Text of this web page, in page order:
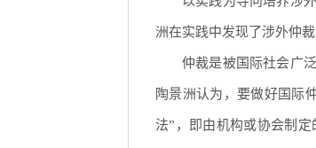
洲在实践中发现了涉外仲裁
仲裁是被国际社会广
陶景洲认为，要做好国际
法”，即由机构或协会制